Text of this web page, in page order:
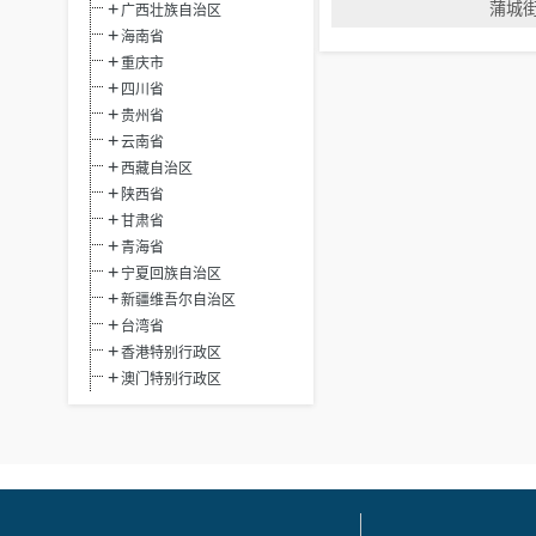
广西壮族自治区
海南省
重庆市
四川省
贵州省
云南省
西藏自治区
陕西省
甘肃省
青海省
宁夏回族自治区
新疆维吾尔自治区
台湾省
香港特别行政区
澳门特别行政区
蒲城